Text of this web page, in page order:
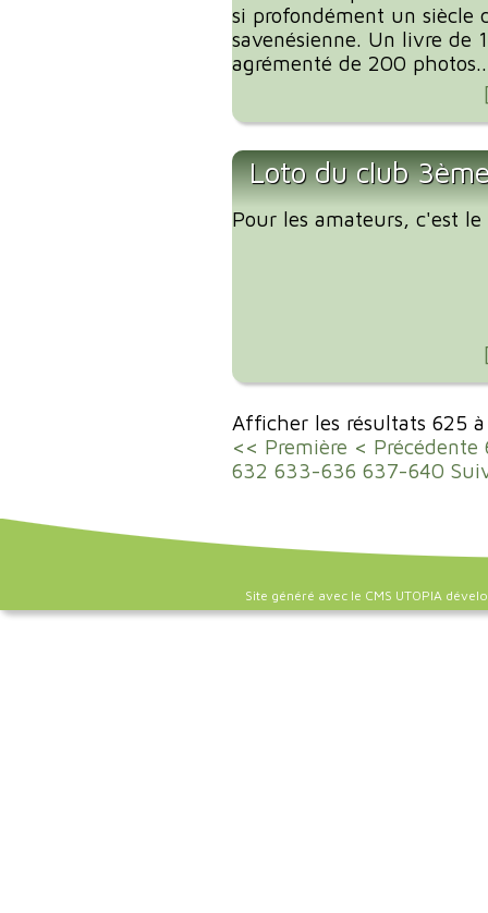
si profondément un siècle
savenésienne. Un livre de
agrémenté de 200
Loto du club
Pour les amateurs, c'est
Afficher les résultats 625
<< Première < Précédente
632 633-636 637-640
Site généré avec le CMS UTOPIA